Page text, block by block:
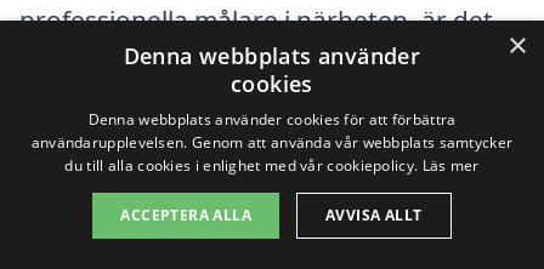
professionella målare i närheten, är det
bra att veta vilka alternativ du har.
Fasadmålning är en viktig del av att hålla
ditt hem vackert och skyddat, och det är
viktigt att anlita erfarna hantverkare som
kan ge ditt hus den uppmärksamhet det
×
Denna webbplats använder
cookies
Denna webbplats använder cookies för att förbättra
användarupplevelsen. Genom att använda vår webbplats samtycker
du till alla cookies i enlighet med vår cookiepolicy. Läs mer
ACCEPTERA ALLA AVVISA ALLT